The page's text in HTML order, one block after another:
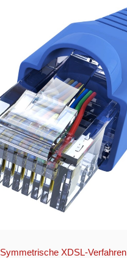
Symmetrische XDSL-Verfahren